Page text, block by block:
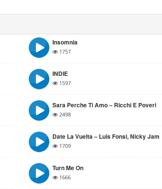
Insomnia
1757
INDIE
1597
Sara Perche Ti Amo – Ricchi E Poveri
2498
Date La Vuelta – Luis Fonsi, Nicky Jam
1709
Turn Me On
1666